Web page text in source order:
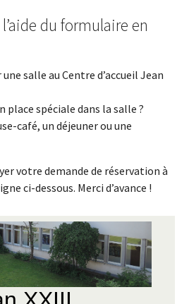
du formulaire en
salle au Centre d’accueil Jean
place spéciale dans la salle ?
café, un déjeuner ou une
votre demande de réservation à
ci-dessous. Merci d’avance !